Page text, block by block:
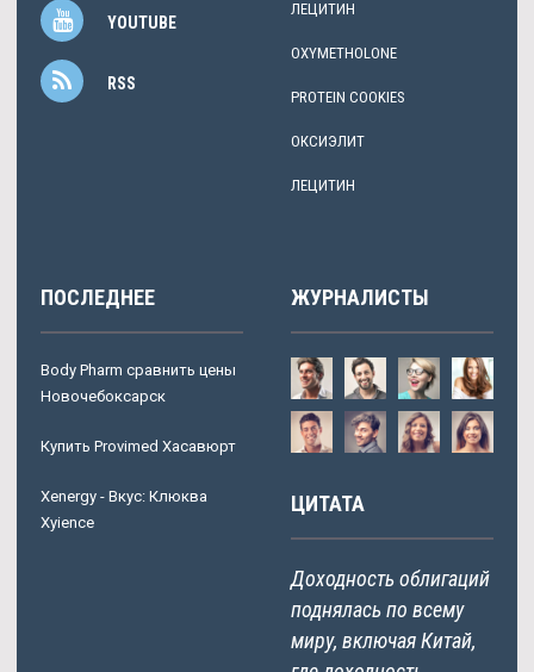
YOUTUBE
RSS
ЛЕЦИТИН
OXYMETHOLONE
PROTEIN COOKIES
ОКСИЭЛИТ
ЛЕЦИТИН
ПОСЛЕДНЕЕ
Body Pharm сравнить цены
Новочебоксарск
Купить Provimed Хасавюрт
Xenergy - Вкус: Клюква
Xyience
ЖУРНАЛИСТЫ
ЦИТАТА
Доходность облигаций
поднялась по всему
миру, включая Китай,